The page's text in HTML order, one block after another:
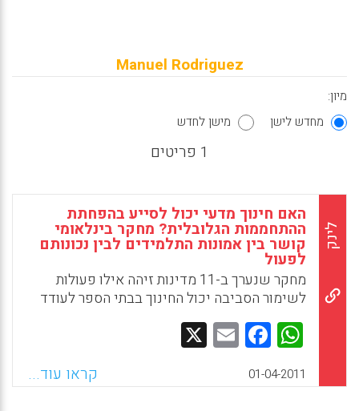
Manuel Rodriguez
מיון:
מחדש לישן
מישן לחדש
1 פריטים
לינק
האם חינוך מדעי יכול לסייע בהפחתת
ההתחממות הגלובלית? מחקר בינלאומי
קושר בין אמונות התלמידים לבין נכונותם
לפעול
מחקר שנערך ב-11 מדינות זיהה אילו פעולות
לשימור הסביבה יכול החינוך בבתי הספר לעודד
WhatsApp
Facebook
Email
01-04-2011 קראו עוד...